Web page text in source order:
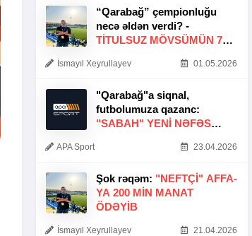
“Qarabağ” çempionluğu
necə əldən verdi? -
TITULSUZ MÖVSÜMÜN 7
İsmayıl Xeyrullayev 01.05.2026
"Qarabağ"a siqnal,
futbolumuza qazanc:
"SABAH" YENI NƏFƏS
APA Sport 23.04.2026
Şok rəqəm: "NEFTÇI" AFFA-
YA 200 MIN MANAT
ÖDƏYIB
İsmayıl Xeyrullayev 21.04.2026